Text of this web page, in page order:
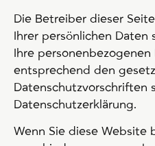
Die Betreiber dieser
Ihrer persönlichen Daten
Ihre
entsprechend den
Datenschutzvorschriften
Datenschutzerklärung.
Wenn Sie diese Website